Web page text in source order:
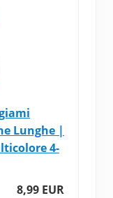
Lunghe |
4-
8,99 EUR